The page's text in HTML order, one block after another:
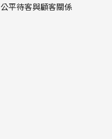
公平待客與顧客關係